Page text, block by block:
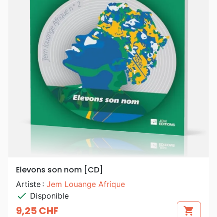
Elevons son nom [CD]
Artiste : Jem Louange Afrique
check Disponible
9,25 CHF shopping_cart